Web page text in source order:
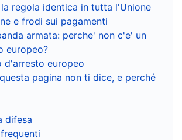
regola identica in tutta l'Unione
e frodi sui pagamenti
armata: perche' non c'e' un
europeo?
d'arresto europeo
pagina non ti dice, e perché
difesa